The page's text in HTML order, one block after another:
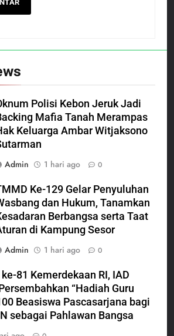
Polisi Kebon Jeruk Jadi
Mafia Tanah Merampas
Keluarga Ambar Witjaksono
Admin
1 hari ago 0
Ke-129 Gelar Penyuluhan
dan Hukum, Tanamkan
Berbangsa serta Taat
di Kampung Sesor
Admin
1 hari ago 0
81 Kemerdekaan RI, IAD
“Hadiah Guru
Beasiswa Pascasarjana bagi
sebagai Pahlawan Bangsa